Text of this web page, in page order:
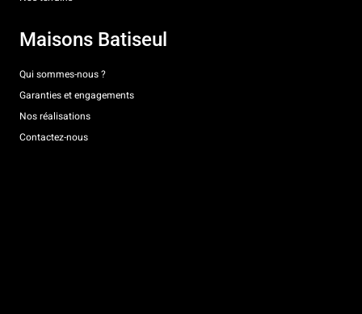
Maisons Batiseul
Qui sommes-nous ?
Garanties et engagements
Nos réalisations
Contactez-nous